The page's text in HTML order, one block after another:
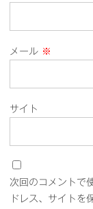
メール ※
サイト
次回のコメントで
ドレス、サイトを